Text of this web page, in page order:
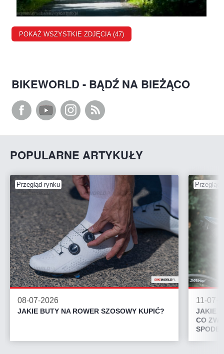
POKAŻ WSZYSTKIE ZDJĘCIA (47)
BIKEWORLD - BĄDŹ NA BIEŻĄCO
POPULARNE ARTYKUŁY
Przegląd rynku
08-07-2026
JAKIE BUTY NA ROWER SZOSOWY KUPIĆ?
Przegląd
11-07-
JAKIE
CO